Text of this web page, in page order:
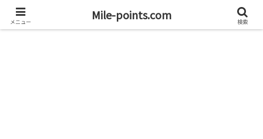
資産1億円を目指すブログと旅
メニュー Mile-points.com 検索